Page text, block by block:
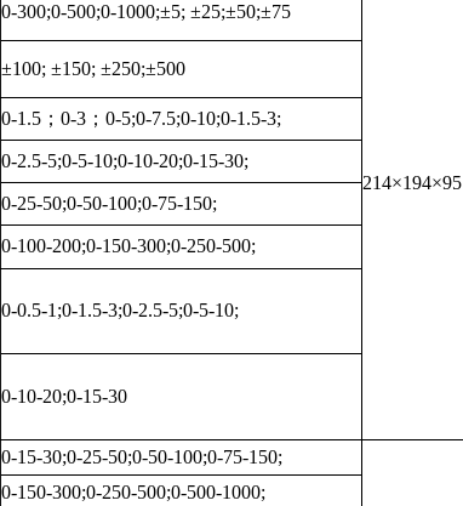
214×194×95
0-300;0-500;0-1000;±5; ±25;±50;±75
±100; ±150; ±250;±500
0-1.5；0-3；0-5;0-7.5;0-10;0-1.5-3;
0-2.5-5;0-5-10;0-10-20;0-15-30;
0-25-50;0-50-100;0-75-150;
0-100-200;0-150-300;0-250-500;
0-0.5-1;0-1.5-3;0-2.5-5;0-5-10;
0-10-20;0-15-30
0-15-30;0-25-50;0-50-100;0-75-150;
0-150-300;0-250-500;0-500-1000;